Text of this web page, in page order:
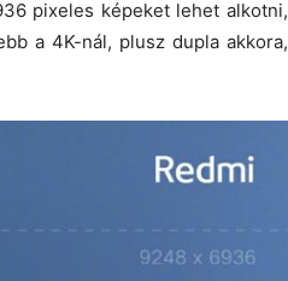
pixeles képeket lehet alkotni,
a 4K-nál, plusz dupla akkora,